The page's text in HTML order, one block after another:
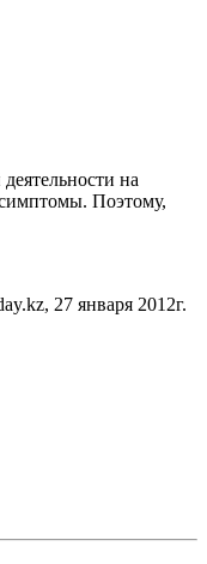
на
Поэтому,
27 января 2012г.